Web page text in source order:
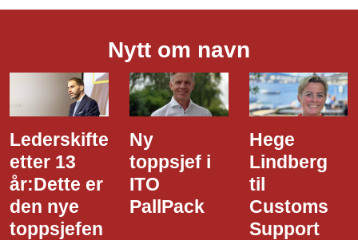
Nytt om navn
Ny
toppsjef i
ITO
PallPack
Hege
Lindberg
til
Customs
Dette er
den nye
i Narvik
Havn